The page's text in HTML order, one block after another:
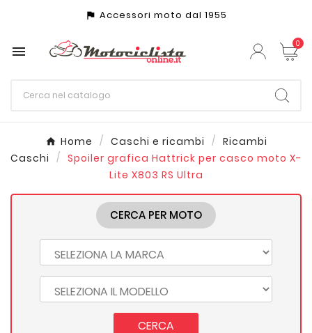
assistant_photo Accessori moto dal 1955
 0
Home Caschi e ricambi
Ricambi
Caschi
Spoiler grafica Hattrick per casco moto X-
Lite X803 RS Ultra
CERCA PER MOTO
CERCA